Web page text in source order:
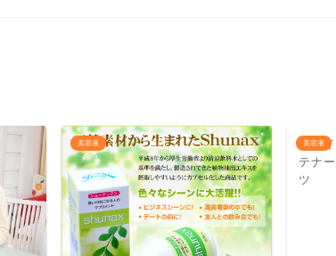
美容液 美容液
ホワ
テナ
ツ